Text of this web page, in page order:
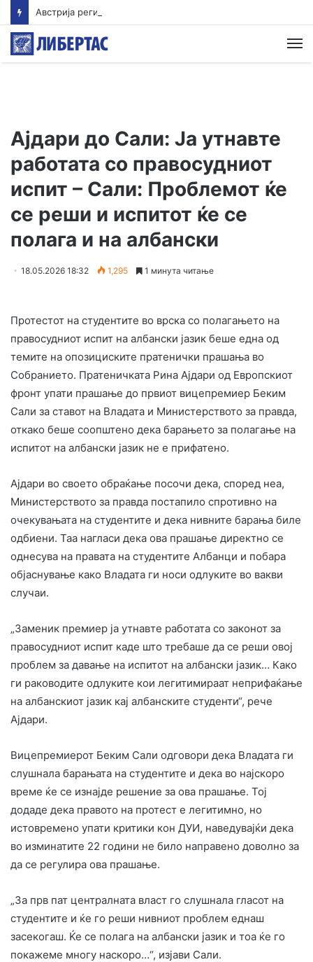
Австрија регистрира нов температурен рекорд
Ајдари до Сали: Ја утнавте
работата со правосудниот
испит – Сали: Проблемот ќе
се реши и испитот ќе се
полага и на албански
18.05.2026 18:32 1,295 1 минута читање
Протестот на студентите во врска со полагањето на
правосудниот испит на албански јазик беше една од
темите на опозициските пратенички прашања во
Собранието. Пратеничката Рина Ајдари од Европскиот
фронт упати прашање до првиот вицепремиер Беким
Сали за ставот на Владата и Министерството за правда,
откако беше соопштено дека барањето за полагање на
испитот на албански јазик не е прифатено.
Ајдари во своето обраќање посочи дека, според неа,
Министерството за правда постапило спротивно на
очекувањата на студентите и дека нивните барања биле
одбиени. Таа нагласи дека ова прашање директно се
однесува на правата на студентите Албанци и побара
објаснување како Владата ги носи одлуките во вакви
случаи.
„Заменик премиер ја утнавте работата со законот за
правосудниот испит каде што требаше да се реши овој
проблем за давање на испитот на албански јазик… Како
ги раководите одлуките кои легитимираат неприфаќање
на албанскиот јазик кај албанските студенти“, рече
Ајдари.
Вицепремиерот Беким Сали одговори дека Владата ги
слушнала барањата на студентите и дека во најскоро
време ќе се изнајде решение за ова прашање. Тој
додаде дека правото на протест е легитимно, но
истовремено упати критики кон ДУИ, наведувајќи дека
во изминатите 22 години не било направено доволно за
да се регулира ова прашање.
„За прв пат централната власт го слушнала гласот на
студентите и ќе го реши нивниот проблем еднаш
засекогаш. Ќе се полага на албански јазик и тоа ќе го
покажеме многу наскоро…“, изјави Сали.